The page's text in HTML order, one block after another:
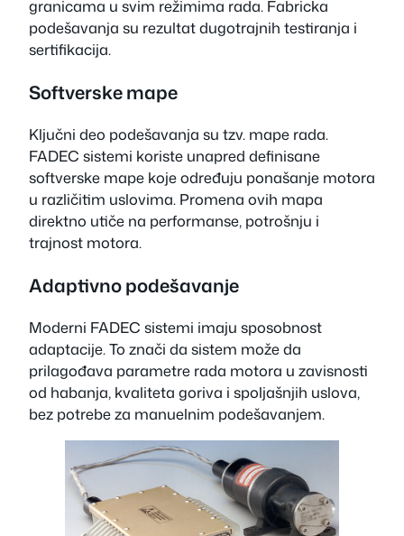
granicama u svim režimima rada. Fabricka
podešavanja su rezultat dugotrajnih testiranja i
sertifikacija.
Softverske mape
Ključni deo podešavanja su tzv. mape rada.
FADEC sistemi koriste unapred definisane
softverske mape koje određuju ponašanje motora
u različitim uslovima. Promena ovih mapa
direktno utiče na performanse, potrošnju i
trajnost motora.
Adaptivno podešavanje
Moderni FADEC sistemi imaju sposobnost
adaptacije. To znači da sistem može da
prilagođava parametre rada motora u zavisnosti
od habanja, kvaliteta goriva i spoljašnjih uslova,
bez potrebe za manuelnim podešavanjem.